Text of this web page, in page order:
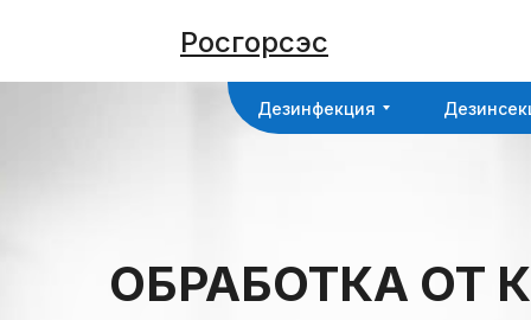
Росгорсэс
Дезинфекция
ОБРАБОТКА ОТ